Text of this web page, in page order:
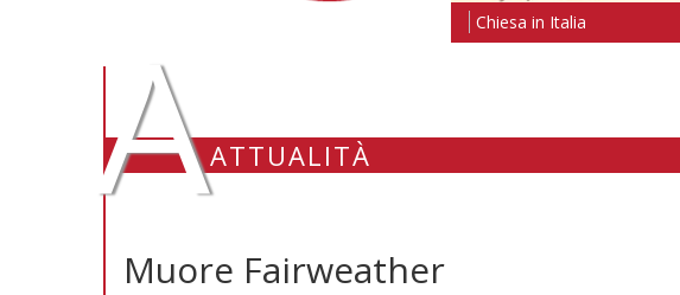
Chiesa in Italia
AATTUALITÀ
Muore Fairweather